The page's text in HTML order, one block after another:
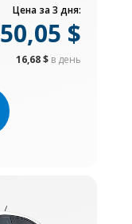
Цена за 3 дня:
50,05 $
16,68 $ в день